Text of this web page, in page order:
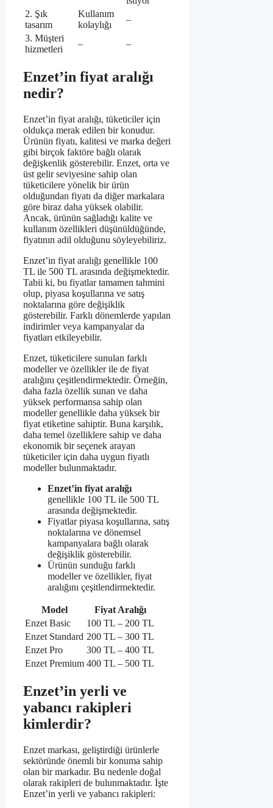
2. Şık
tasarım
Kullanım
kolaylığı
–
3. Müşteri
hizmetleri
– –
Enzet’in fiyat aralığı
nedir?
Enzet’in fiyat aralığı, tüketiciler için
oldukça merak edilen bir konudur.
Ürünün fiyatı, kalitesi ve marka değeri
gibi birçok faktöre bağlı olarak
değişkenlik gösterebilir. Enzet, orta ve
üst gelir seviyesine sahip olan
tüketicilere yönelik bir ürün
olduğundan fiyatı da diğer markalara
göre biraz daha yüksek olabilir.
Ancak, ürünün sağladığı kalite ve
kullanım özellikleri düşünüldüğünde,
fiyatının adil olduğunu söyleyebiliriz.
Enzet’in fiyat aralığı genellikle 100
TL ile 500 TL arasında değişmektedir.
Tabii ki, bu fiyatlar tamamen tahmini
olup, piyasa koşullarına ve satış
noktalarına göre değişiklik
gösterebilir. Farklı dönemlerde yapılan
indirimler veya kampanyalar da
fiyatları etkileyebilir.
Enzet, tüketicilere sunulan farklı
modeller ve özellikler ile de fiyat
aralığını çeşitlendirmektedir. Örneğin,
daha fazla özellik sunan ve daha
yüksek performansa sahip olan
modeller genellikle daha yüksek bir
fiyat etiketine sahiptir. Buna karşılık,
daha temel özelliklere sahip ve daha
ekonomik bir seçenek arayan
tüketiciler için daha uygun fiyatlı
modeller bulunmaktadır.
Enzet’in fiyat aralığı
genellikle 100 TL ile 500 TL
arasında değişmektedir.
Fiyatlar piyasa koşullarına, satış
noktalarına ve dönemsel
kampanyalara bağlı olarak
değişiklik gösterebilir.
Ürünün sunduğu farklı
modeller ve özellikler, fiyat
aralığını çeşitlendirmektedir.
Model
Fiyat Aralığı
Enzet Basic
100 TL – 200 TL
Enzet Standard 200 TL – 300 TL
Enzet Pro
300 TL – 400 TL
Enzet Premium 400 TL – 500 TL
Enzet’in yerli ve
yabancı rakipleri
kimlerdir?
Enzet markası, geliştirdiği ürünlerle
sektöründe önemli bir konuma sahip
olan bir markadır. Bu nedenle doğal
olarak rakipleri de bulunmaktadır. İşte
Enzet’in yerli ve yabancı rakipleri: